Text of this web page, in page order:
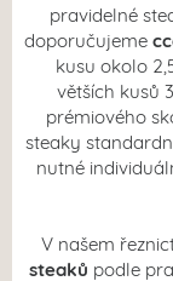
pravidelné
doporučujeme
kusu okolo
větších kusů
prémiového
steaky
nutné
V našem
steaků podle